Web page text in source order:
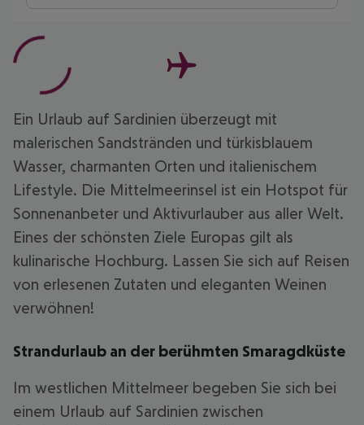
Ein Urlaub auf Sardinien überzeugt mit
malerischen Sandstränden und türkisblauem
Wasser, charmanten Orten und italienischem
Lifestyle. Die Mittelmeerinsel ist ein Hotspot für
Sonnenanbeter und Aktivurlauber aus aller Welt.
Eines der schönsten Ziele Europas gilt als
kulinarische Hochburg. Lassen Sie sich auf Reisen
von erlesenen Zutaten und eleganten Weinen
verwöhnen!
Strandurlaub an der berühmten Smaragdküste
Im westlichen Mittelmeer begeben Sie sich bei
einem Urlaub auf Sardinien zwischen